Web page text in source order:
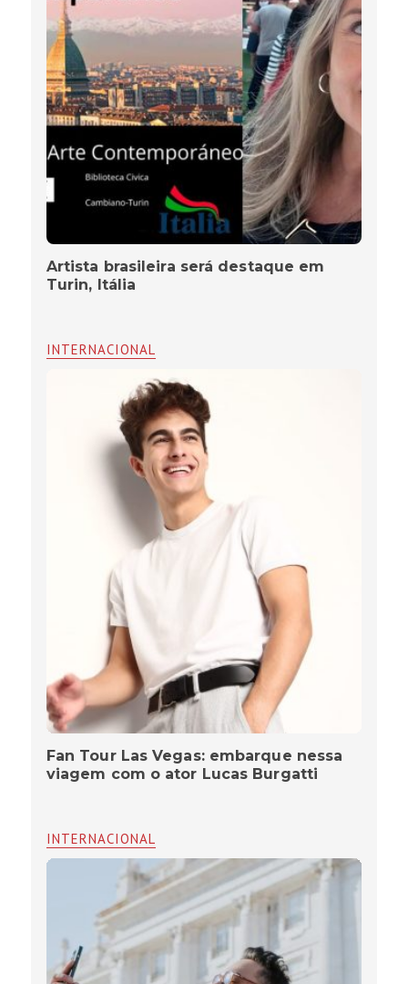
Artista brasileira será destaque em
Turin, Itália
INTERNACIONAL
Fan Tour Las Vegas: embarque nessa
viagem com o ator Lucas Burgatti
INTERNACIONAL